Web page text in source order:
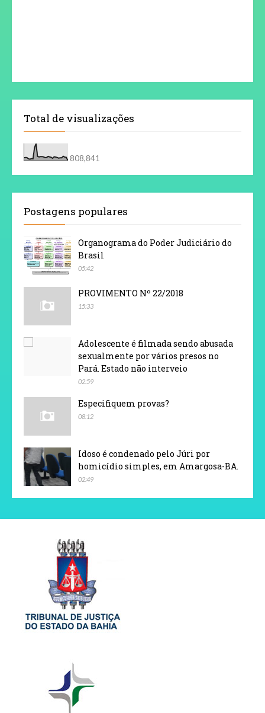
Total de visualizações
808,841
Postagens populares
Organograma do Poder Judiciário do
Brasil
05:42
PROVIMENTO Nº 22/2018
15:33
Adolescente é filmada sendo abusada
sexualmente por vários presos no
Pará. Estado não interveio
02:59
Especifiquem provas?
08:12
Idoso é condenado pelo Júri por
homicídio simples, em Amargosa-BA.
02:49